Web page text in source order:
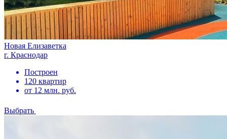
Новая Елизаветка
г. Краснодар
Построен
120 квартир
от 12 млн. руб.
Выбрать